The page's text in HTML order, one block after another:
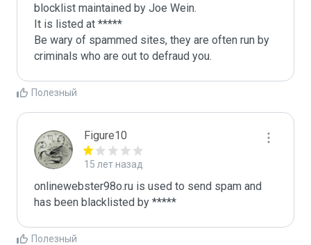
blocklist maintained by Joe Wein.
It is listed at *****
Be wary of spammed sites, they are often run by
criminals who are out to defraud you.
Полезный
Figure10
15 лет назад
onlinewebster98o.ru is used to send spam and
has been blacklisted by *****
Полезный